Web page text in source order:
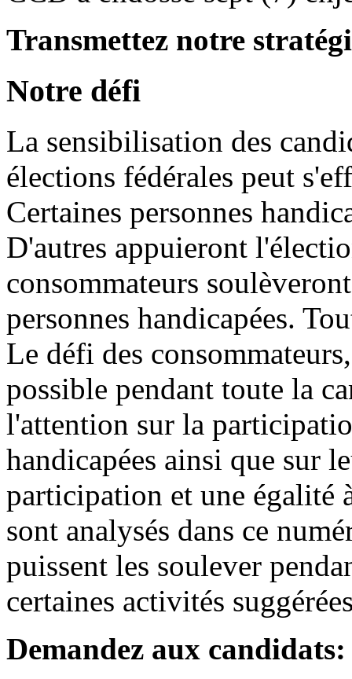
Transmettez notre
Notre défi
La sensibilisation des
élections fédérales peut
Certaines personnes
D'autres appuieront
consommateurs
personnes handicapées.
Le défi des
possible pendant toute la
l'attention sur la
handicapées ainsi que sur
participation et une égalité
sont analysés dans ce
puissent les soulever
certaines activités
Demandez aux candidats: